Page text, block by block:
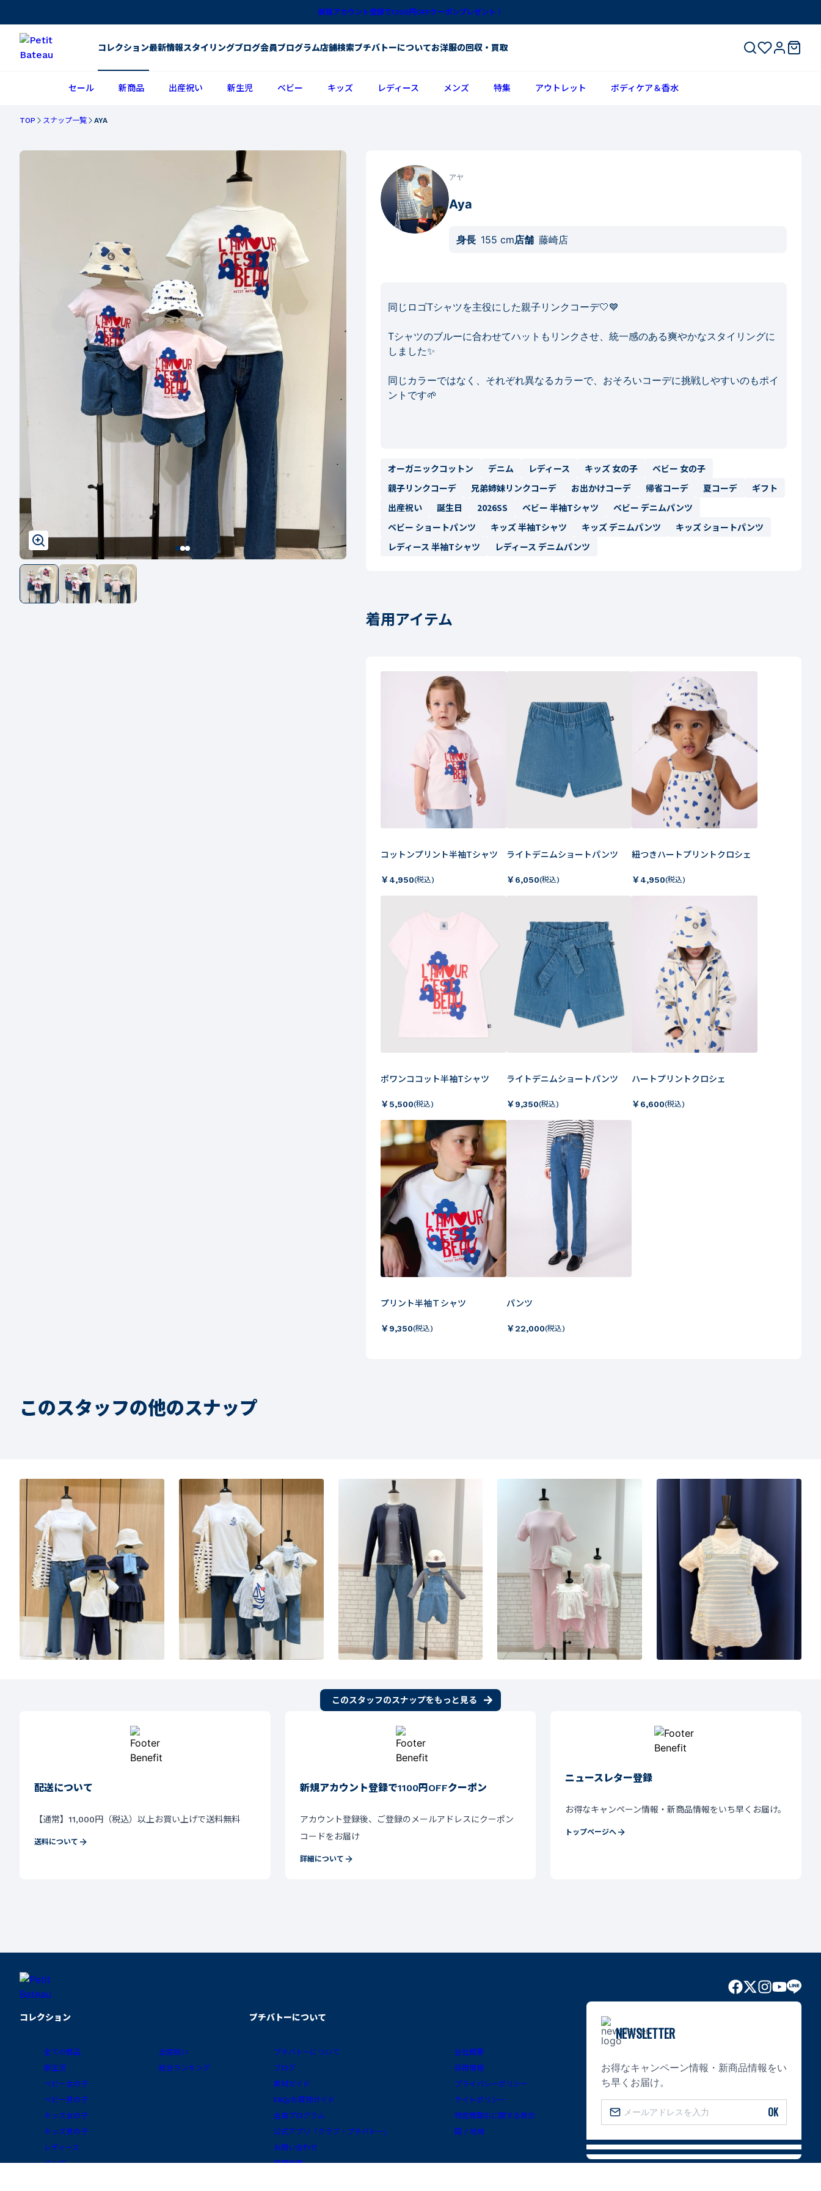
新規アカウント登録で1,100円OFFクーポンプレゼント！
コレクション最新情報スタイリングブログ会員プログラム店舗検索プチバトーについてお洋服の回収・買取
セール 新商品 出産祝い 新生児 ベビー キッズ レディース メンズ 特集 アウトレット ボディケア＆香水
TOP スナップ一覧 AYA
アヤ
Aya
身長 155 cm店舗 藤崎店
同じロゴTシャツを主役にした親子リンクコーデ🤍💙
Tシャツのブルーに合わせてハットもリンクさせ、統一感のある爽やかなスタイリングに
しました✨
同じカラーではなく、それぞれ異なるカラーで、おそろいコーデに挑戦しやすいのもポイ
ントです🌱‬‪
オーガニックコットン デニム レディース キッズ 女の子
ベビー 女の子
親子リンクコーデ
兄弟姉妹リンクコーデ お出かけコーデ 帰省コーデ 夏コーデ
ギフト
出産祝い
誕生日 2026SS ベビー 半袖Tシャツ
ベビー デニムパンツ
ベビー ショートパンツ
キッズ 半袖Tシャツ キッズ デニムパンツ
キッズ ショートパンツ
レディース 半袖Tシャツ
レディース デニムパンツ
着用アイテム
コットンプリント半袖Tシャツ
￥4,950(税込)
ライトデニムショートパンツ
￥6,050(税込)
紐つきハートプリントクロシェ
￥4,950(税込)
ポワンココット半袖Tシャツ
￥5,500(税込)
ライトデニムショートパンツ
￥9,350(税込)
ハートプリントクロシェ
￥6,600(税込)
プリント半袖Ｔシャツ
￥9,350(税込)
パンツ
￥22,000(税込)
このスタッフの他のスナップ
このスタッフのスナップをもっと見る
配送について
【通常】11,000円（税込）以上お買い上げで送料無料
送料について
新規アカウント登録で1100円OFFクーポン
アカウント登録後、ご登録のメールアドレスにクーポン
コードをお届け
詳細について
ニュースレター登録
お得なキャンペーン情報・新商品情報をいち早くお届け。
トップページへ
コレクション
全ての商品
新生児
ベビー女の子
ベビー男の子
キッズ女の子
キッズ男の子
レディース
メンズ
出産祝い
総合ランキング
プチバトーについて
プチバトーについて
ブログ
素材ガイド
FAQ/お買物ガイド
会員プログラム
公式アプリ「クラブ・プチバトー」
お問い合わせ
店舗検索
会社概要
採用情報
プライバシーポリシー
サイトポリシー
特定商取引に関する表示
国 / 地域
NEWSLETTER
お得なキャンペーン情報・新商品情報をい
ち早くお届け。
OK